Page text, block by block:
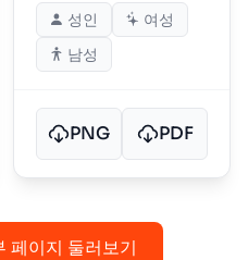
성인
여성
남성
PNG PDF
페이지 둘러보기